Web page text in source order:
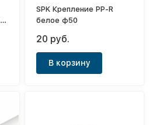
SPK Крепление PP-R
белое ф50
20 руб.
В корзину